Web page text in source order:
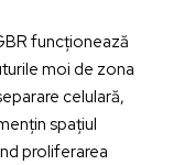
funcționează
moi de zona
celulară,
spațiul
proliferarea